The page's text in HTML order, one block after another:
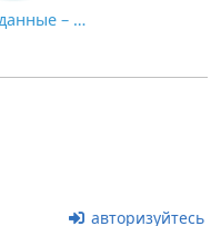
Почему данные – это НЕ новая нефть: пик экономики, основанной на применении искусственного интеллекта
авторизуйтесь